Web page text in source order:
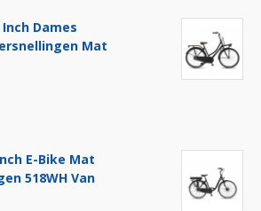
Dames
Mat
E-Bike Mat
518WH Van